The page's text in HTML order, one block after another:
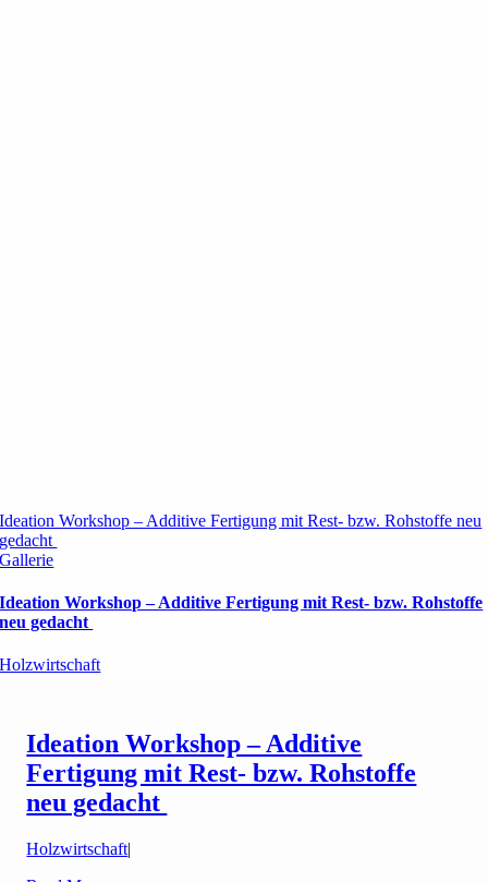
Ideation Workshop – Additive Fertigung mit Rest- bzw. Rohstoffe neu
gedacht
Gallerie
Ideation Workshop – Additive Fertigung mit Rest- bzw. Rohstoffe
neu gedacht
Holzwirtschaft
Ideation Workshop – Additive
Fertigung mit Rest- bzw. Rohstoffe
neu gedacht
Holzwirtschaft|